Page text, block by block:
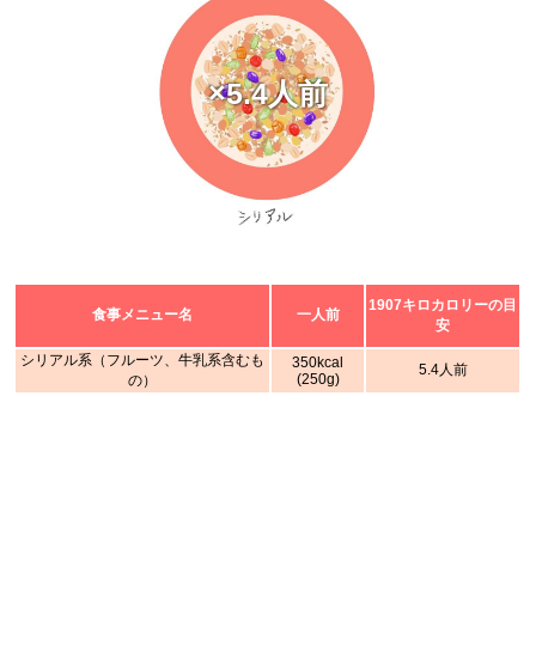
×5.4人前
食事メニュー名 一人前
1907キロカロリーの目
安
シリアル系（フルーツ、牛乳系含むも
の）
350kcal
(250g)
5.4人前